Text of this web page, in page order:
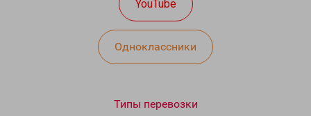
YouTube
Одноклассники
Типы перевозки